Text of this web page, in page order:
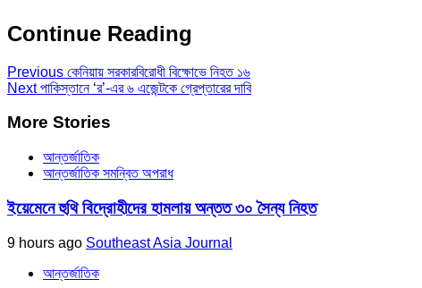
Continue Reading
Previous কেনিয়ায় সরকারবিরোধী বিক্ষোভে নিহত ১৬
Nextপাকিস্তানে ‘র’-এর ৬ এজেন্টকে গ্রেপ্তারের দাবি
More Stories
আন্তর্জাতিক
আন্তর্জাতিক সমন্বিত অপরাধ
ইয়েমেনে হুথি বিদ্রোহীদের হামলায় অন্তত ৩০ সৈন্য নিহত
9 hours ago Southeast Asia Journal
আন্তর্জাতিক